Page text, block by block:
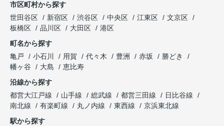
市区町村から探す
世田谷区
新宿区 渋谷区 中央区 江東区
文京区
板橋区
品川区 大田区
港区
町名から探す
亀戸
小石川 用賀 代々木 豊洲 赤坂
勝どき
幡ヶ谷
大島
恵比寿
沿線から探す
都営大江戸線
山手線 総武線 都営三田線
日比谷線
南北線
有楽町線 丸ノ内線 東西線
京浜東北線
駅から探す